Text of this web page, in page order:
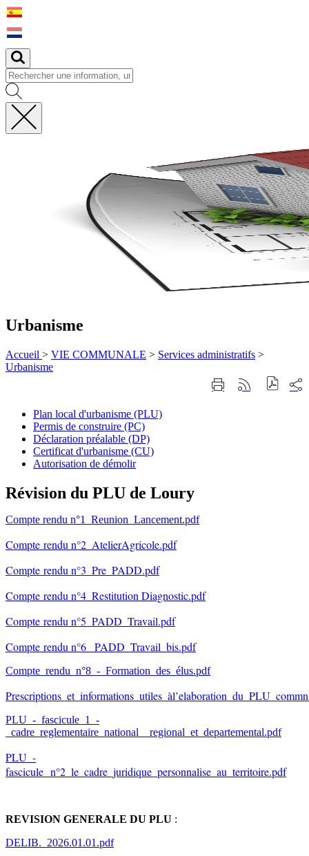
Fermer
Urbanisme
Accueil > VIE COMMUNALE > Services administratifs >
Urbanisme
ImprimerGénérer
sur
Plan local d'urbanisme (PLU)
Permis de construire (PC)
Déclaration préalable (DP)
Certificat d'urbanisme (CU)
Autorisation de démolir
Révision du PLU de Loury
Compte rendu n°1_Reunion_Lancement.pdf
Compte rendu n°2_AtelierAgricole.pdf
Compte rendu n°3_Pre_PADD.pdf
Compte rendu n°4_Restitution Diagnostic.pdf
Compte rendu n°5_PADD_Travail.pdf
Compte rendu n°6 _PADD_Travail_bis.pdf
Compte_rendu_n°8_-_Formation_des_élus.pdf
PLU_-_fascicule_1_-
_cadre_reglementaire_national__regional_et_departemental.pdf
PLU_-
fascicule n°2_le_cadre_juridique_personnalise_au_territoire.pdf
REVISION GENERALE DU PLU :
DELIB._2026.01.01.pdf